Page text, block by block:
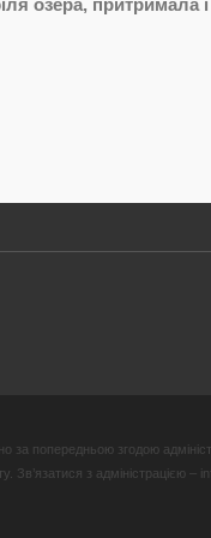
озера, притримала
попередньою згодою
Зв’язатися з адміністрацією –